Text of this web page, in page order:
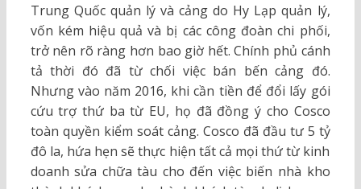
Trung Quốc quản lý và cảng do Hy Lạp quản lý,
vốn kém hiệu quả và bị các công đoàn chi phối,
trở nên rõ ràng hơn bao giờ hết. Chính phủ cánh
tả thời đó đã từ chối việc bán bến cảng đó.
Nhưng vào năm 2016, khi cần tiền để đổi lấy gói
cứu trợ thứ ba từ EU, họ đã đồng ý cho Cosco
toàn quyền kiểm soát cảng. Cosco đã đầu tư 5 tỷ
đô la, hứa hẹn sẽ thực hiện tất cả mọi thứ từ kinh
doanh sửa chữa tàu cho đến việc biến nhà kho